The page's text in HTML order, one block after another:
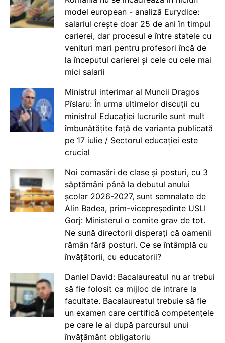
model european - analiză Eurydice:
salariul crește doar 25 de ani în timpul
carierei, dar procesul e între statele cu
venituri mari pentru profesori încă de
la începutul carierei și cele cu cele mai
mici salarii
Ministrul interimar al Muncii Dragos
Pîslaru: În urma ultimelor discuții cu
ministrul Educației lucrurile sunt mult
îmbunătățite față de varianta publicată
pe 17 iulie / Sectorul educației este
crucial
Noi comasări de clase și posturi, cu 3
săptămâni până la debutul anului
școlar 2026-2027, sunt semnalate de
Alin Badea, prim-vicepreședinte USLI
Gorj: Ministerul o comite grav de tot.
Ne sună directorii disperați că oamenii
rămân fără posturi. Ce se întâmplă cu
învățătorii, cu educatorii?
Daniel David: Bacalaureatul nu ar trebui
să fie folosit ca mijloc de intrare la
facultate. Bacalaureatul trebuie să fie
un examen care certifică competențele
pe care le ai după parcursul unui
învățământ obligatoriu